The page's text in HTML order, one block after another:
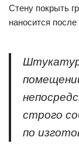
Стену покрыть
наносится
строго
по